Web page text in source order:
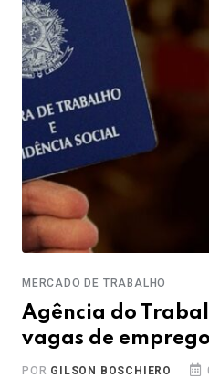
MERCADO DE TRABALHO
Agência do
vagas de
POR GILSON BOSCHIERO